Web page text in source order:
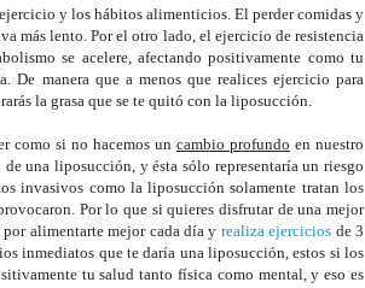
y los hábitos alimenticios. El perder comidas y
más lento. Por el otro lado, el ejercicio de resistencia
se acelere, afectando positivamente como tu
De manera que a menos que realices ejercicio para
la grasa que se te quitó con la liposucción.
como si no hacemos un cambio profundo en nuestro
una liposucción, y ésta sólo representaría un riesgo
invasivos como la liposucción solamente tratan los
Por lo que si quieres disfrutar de una mejor
alimentarte mejor cada día y realiza ejercicios de 3
inmediatos que te daría una liposucción, estos si los
tu salud tanto física como mental, y eso es